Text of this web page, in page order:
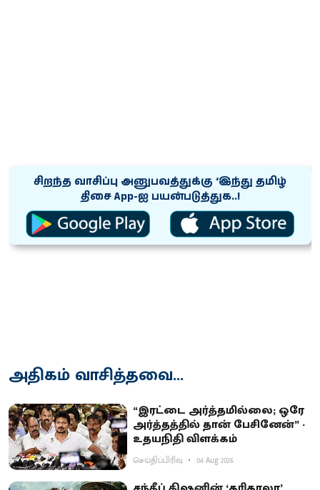
சிறந்த வாசிப்பு அனுபவத்துக்கு ‘இந்து தமிழ்
திசை App-ஐ பயன்படுத்துக..!
அதிகம் வாசித்தவை...
“இரட்டை அர்த்தமில்லை; ஒரே
அர்த்தத்தில் தான் பேசினேன்” -
உதயநிதி விளக்கம்
செய்திப்பிரிவு 04 Aug 2026